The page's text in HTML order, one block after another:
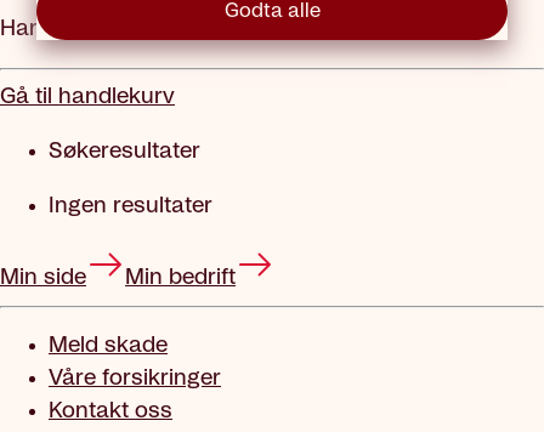
Godta alle
Handlekurv
Gå til handlekurv
Søkeresultater
Ingen resultater
Min side Min bedrift
Meld skade
Våre forsikringer
Kontakt oss